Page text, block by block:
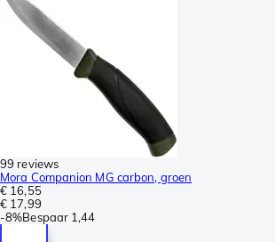
99 reviews
Mora Companion MG carbon, groen
€ 16,55
€ 17,99
-8%Bespaar 1,44